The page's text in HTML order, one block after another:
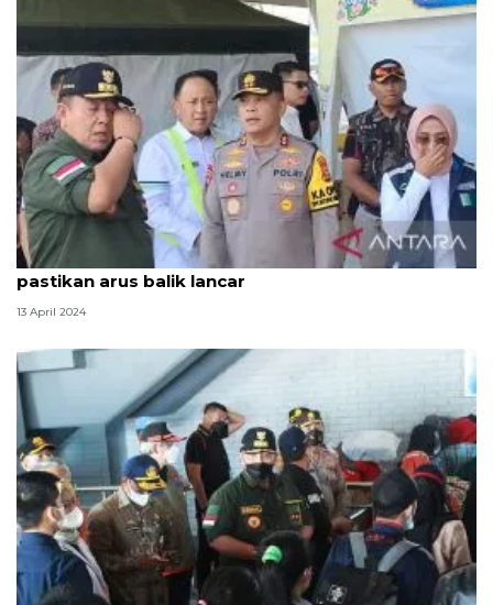
Gubernur Lampung tinjau Pelabuhan Bakauheni
pastikan arus balik lancar
13 April 2024